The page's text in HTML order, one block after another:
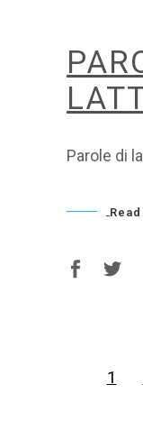
Parole di
1